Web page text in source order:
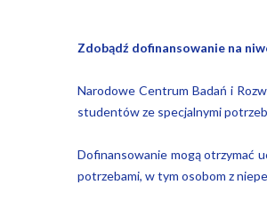
Zdobądź dofinansowanie na
Narodowe Centrum Badań i
studentów ze specjalnymi
Dofinansowanie mogą otrzymać
potrzebami, w tym osobom z